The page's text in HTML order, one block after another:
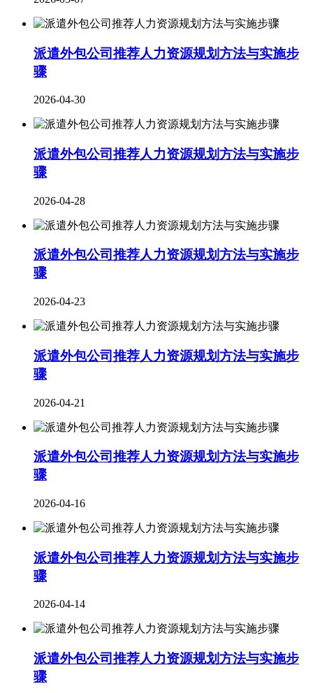
派遣外包公司推荐人力资源规划方法与实施步
骤
2026-04-30
派遣外包公司推荐人力资源规划方法与实施步
骤
2026-04-28
派遣外包公司推荐人力资源规划方法与实施步
骤
2026-04-23
派遣外包公司推荐人力资源规划方法与实施步
骤
2026-04-21
派遣外包公司推荐人力资源规划方法与实施步
骤
2026-04-16
派遣外包公司推荐人力资源规划方法与实施步
骤
2026-04-14
派遣外包公司推荐人力资源规划方法与实施步
骤